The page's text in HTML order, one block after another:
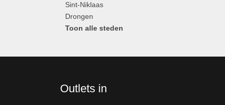
Sint-Niklaas
Drongen
Toon alle steden
Outlets in